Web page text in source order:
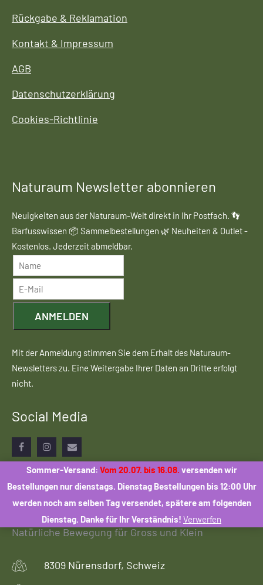
Sommer-Versand: Vom 20.07. bis 16.08. versenden wir
Bestellungen nur dienstags. Dienstag Bestellungen bis 12:00 Uhr
werden noch am selben Tag versendet, spätere am folgenden
Dienstag. Danke für Ihr Verständnis! Verwerfen
Rückgabe & Reklamation
Kontakt & Impressum
AGB
Datenschutzerklärung
Cookies-Richtlinie
Naturaum Newsletter abonnieren
Neuigkeiten aus der Naturaum-Welt direkt in Ihr Postfach. 👣
Barfusswissen 📦 Sammelbestellungen 🌿 Neuheiten & Outlet -
Kostenlos. Jederzeit abmeldbar.
ANMELDEN
Mit der Anmeldung stimmen Sie dem Erhalt des Naturaum-
Newsletters zu. Eine Weitergabe Ihrer Daten an Dritte erfolgt
nicht.
Social Media
FacebookInstagram
Email
Natürliche Bewegung für Gross und Klein
8309 Nürensdorf, Schweiz